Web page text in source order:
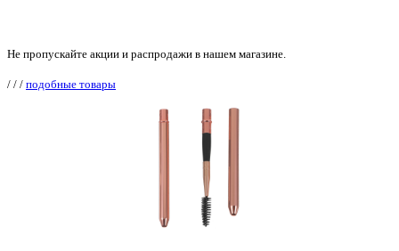
Не пропускайте акции и распродажи в нашем магазине.
/ / / подобные товары